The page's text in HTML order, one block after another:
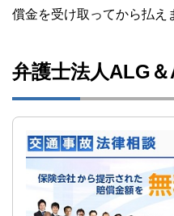
償金を受け取ってから払え
弁護士法人ALG